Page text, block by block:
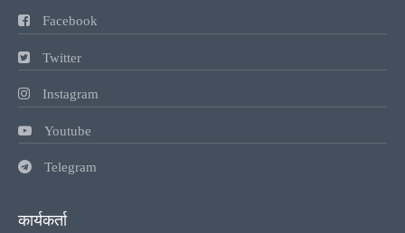
Facebook
Twitter
Instagram
Youtube
Telegram
कार्यकर्ता